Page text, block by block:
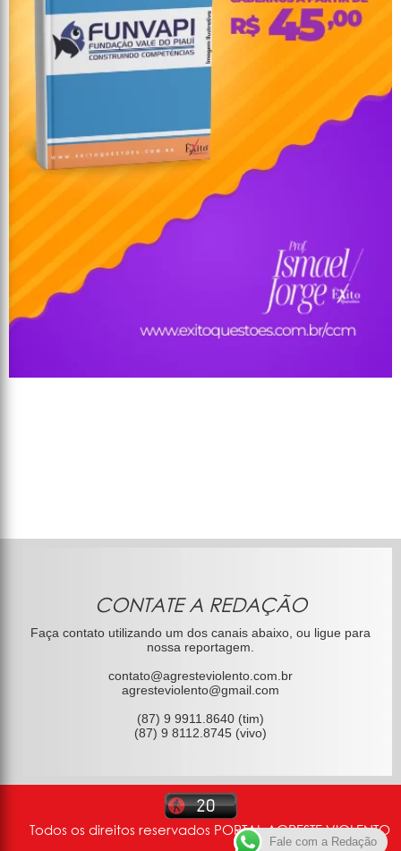
CONTATE A REDAÇÃO
Faça contato utilizando um dos canais abaixo, ou ligue para
nossa reportagem.
contato@agresteviolento.com.br
agresteviolento@gmail.com
(87) 9 9911.8640 (tim)
(87) 9 8112.8745 (vivo)
Todos os direitos reservados PORTAL AGRESTE VIOLENTO
Fale com a Redação